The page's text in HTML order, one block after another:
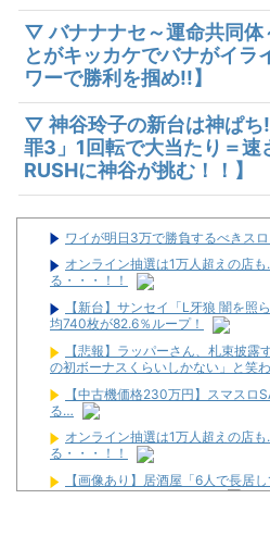
▽ バナナナセ～運命共同体
とがキッカケでバナがイ
ワーで勝利を掴め!!】
▽ 神谷玲子の新台は神ぱ
罪3」1回転で大当たり＝速
RUSHに神谷が挑む！！】
ワイが明日3万で勝負するべきスロ
オンライン抽選は1万人超えの店
る・・・！！
【新台】サンセイ「L牙狼 闇を照
均740枚が82.6％ループ！
【悲報】ラッパーさん、札束披露
の初ボーナスくらいしかない」と笑
【中古機価格230万円】スマスロ
る…
オンライン抽選は1万人超えの店
る・・・！！
【画像あり】居酒屋「6人で長居
なら公園に行ってくれ（怒」